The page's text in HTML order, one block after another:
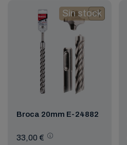
Sin stock
Broca 20mm E-24882
33,00 €